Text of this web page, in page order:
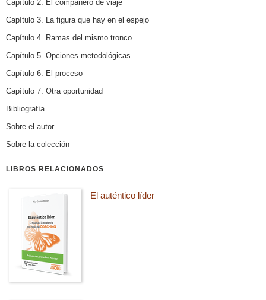
Capítulo 2. El compañero de viaje
Capítulo 3. La figura que hay en el espejo
Capítulo 4. Ramas del mismo tronco
Capítulo 5. Opciones metodológicas
Capítulo 6. El proceso
Capítulo 7. Otra oportunidad
Bibliografía
Sobre el autor
Sobre la colección
LIBROS RELACIONADOS
El auténtico líder